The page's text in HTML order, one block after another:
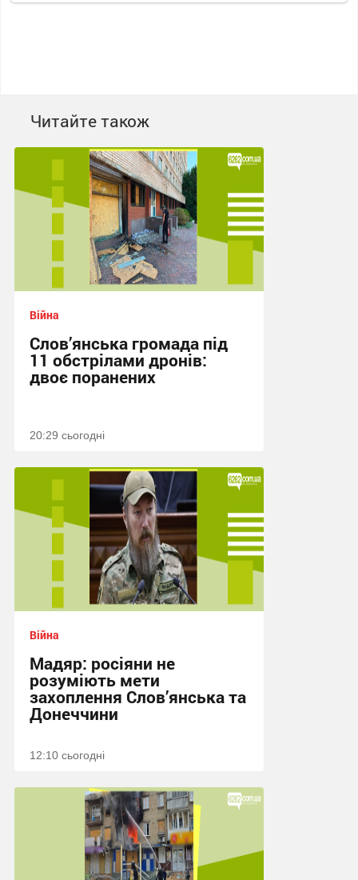
Читайте також
Війна
Слов’янська громада під
11 обстрілами дронів:
двоє поранених
20:29 сьогодні
Війна
Мадяр: росіяни не
розуміють мети
захоплення Слов’янська та
Донеччини
12:10 сьогодні